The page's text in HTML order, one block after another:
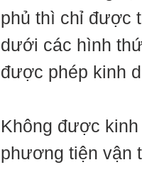
phủ thì chỉ được
dưới các hình
được phép kinh
Không được
phương tiện vận